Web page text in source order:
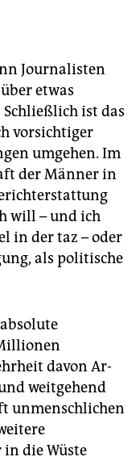
Journalisten
etwas
ist das
vorsichtiger
umgehen. Im
der Männer in
will – und ich
in der taz – oder
als politische
davon Ar­
weitgehend
unmenschlichen
die Wüste